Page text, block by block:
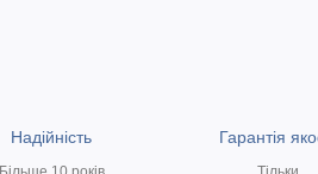
Надійність Гарантія